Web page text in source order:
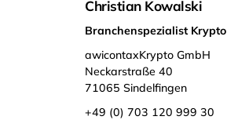
Christian Kowalski
Branchenspezialist Krypto
awicontaxKrypto GmbH
Neckarstraße 40
71065 Sindelfingen
+49 (0) 703 120 999 30